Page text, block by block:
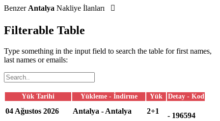
Benzer Antalya Nakliye İlanları
Filterable Table
Type something in the input field to search the table for first names,
last names or emails:
Yük Tarihi Yükleme - İndirme Yük Detay - Kod
04 Ağustos 2026 Antalya - Antalya 2+1
- 196594